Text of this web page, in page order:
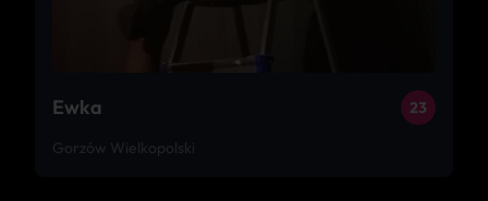
Ewka 23
Gorzów Wielkopolski